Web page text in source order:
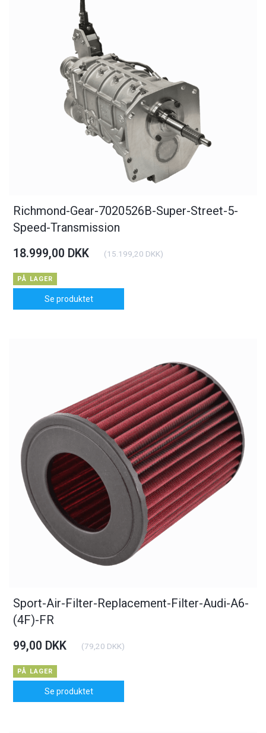
Richmond-Gear-7020526B-Super-Street-5-
Speed-Transmission
18.999,00 DKK (15.199,20 DKK)
PÅ LAGER
Se produktet
Sport-Air-Filter-Replacement-Filter-Audi-A6-
(4F)-FR
99,00 DKK (79,20 DKK)
PÅ LAGER
Se produktet